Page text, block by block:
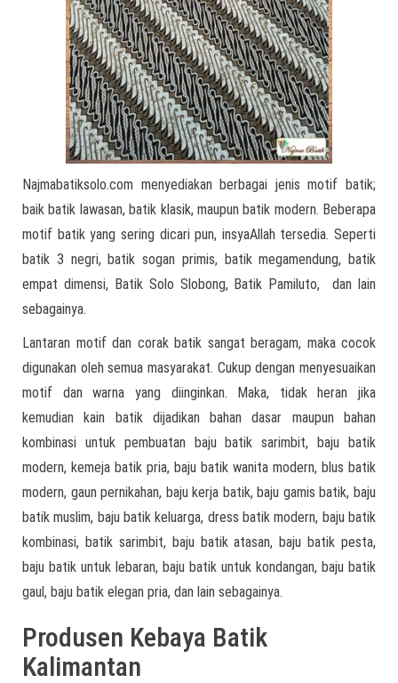
Najmabatiksolo.com menyediakan berbagai jenis motif batik;
baik batik lawasan, batik klasik, maupun batik modern. Beberapa
motif batik yang sering dicari pun, insyaAllah tersedia. Seperti
batik 3 negri, batik sogan primis, batik megamendung, batik
empat dimensi, Batik Solo Slobong, Batik Pamiluto, dan lain
sebagainya.
Lantaran motif dan corak batik sangat beragam, maka cocok
digunakan oleh semua masyarakat. Cukup dengan menyesuaikan
motif dan warna yang diinginkan. Maka, tidak heran jika
kemudian kain batik dijadikan bahan dasar maupun bahan
kombinasi untuk pembuatan baju batik sarimbit, baju batik
modern, kemeja batik pria, baju batik wanita modern, blus batik
modern, gaun pernikahan, baju kerja batik, baju gamis batik, baju
batik muslim, baju batik keluarga, dress batik modern, baju batik
kombinasi, batik sarimbit, baju batik atasan, baju batik pesta,
baju batik untuk lebaran, baju batik untuk kondangan, baju batik
gaul, baju batik elegan pria, dan lain sebagainya.
Produsen Kebaya Batik
Kalimantan